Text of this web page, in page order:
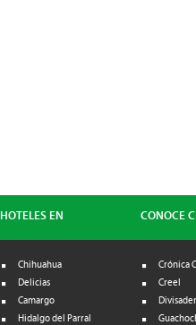
HOTELES EN
Chihuahua
Delicias
Camargo
Hidalgo del Parral
CONOCE
Crónica
Creel